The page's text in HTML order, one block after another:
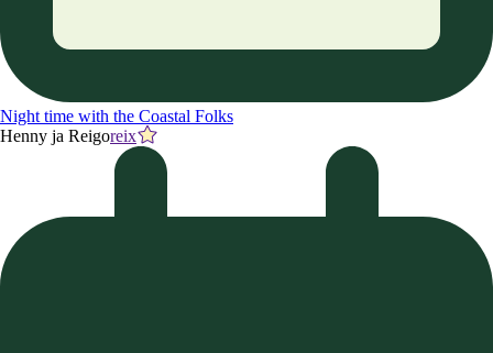
Night time with the Coastal Folks
Henny ja Reigoreix